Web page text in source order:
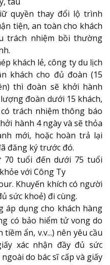
quyền thay đổi lộ trình
tiện, an toàn cho khách
trách nhiệm bồi thường
khách lẻ, công ty du lịch
khách cho đủ đoàn (15
thì đoàn sẽ khởi hành
đoàn dưới 15 khách,
trách nhiệm thông báo
hành 4 ngày và sẽ thỏa
mới, hoặc hoàn trả lại
đăng ký trước đó.
tuổi đến dưới 75 tuổi
với Công Ty
Khuyến khích có người
sức khoẻ) đi cùng.
áp dụng cho khách hàng
có bảo hiểm tử vong do
ẩn, v.v...) nên yêu cầu
xác nhận đầy đủ sức
do bác sĩ cấp và giấy